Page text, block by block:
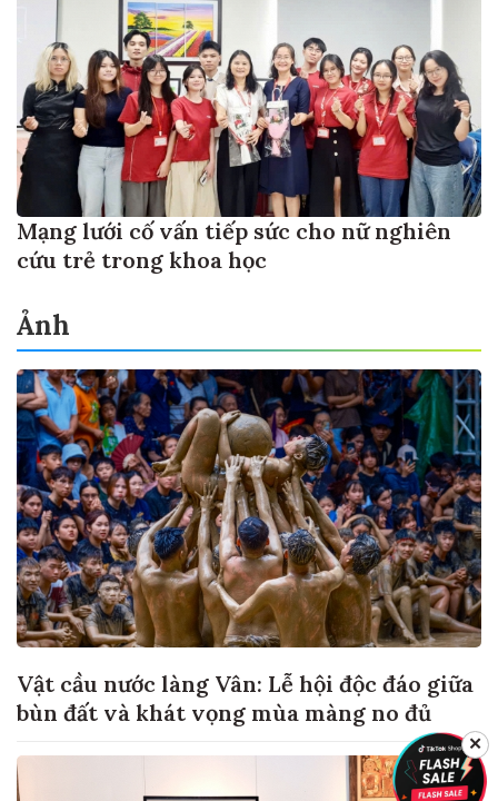
Mạng lưới cố vấn tiếp sức cho nữ nghiên
cứu trẻ trong khoa học
Ảnh
Vật cầu nước làng Vân: Lễ hội độc đáo giữa
bùn đất và khát vọng mùa màng no đủ
✕